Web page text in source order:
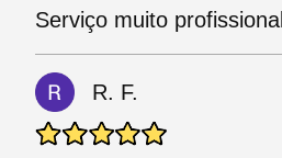
Serviço muito profissional
R. F.